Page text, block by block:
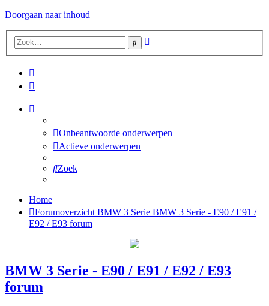
Doorgaan naar inhoud
Zoek
Onbeantwoorde onderwerpen
Actieve onderwerpen
Zoek
Home
Forumoverzicht BMW 3 Serie BMW 3 Serie - E90 / E91 /
E92 / E93 forum
BMW 3 Serie - E90 / E91 / E92 / E93
forum